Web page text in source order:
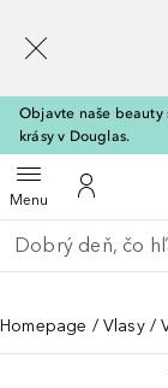
Objavte naše beauty
krásy v Douglas.
MenuOtvoriť menuDo môjho
Choď späť
Vykonajte
Homepage Vlasy